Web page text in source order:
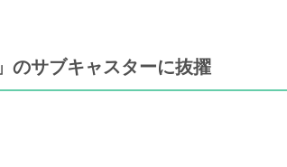
サブキャスターに抜擢